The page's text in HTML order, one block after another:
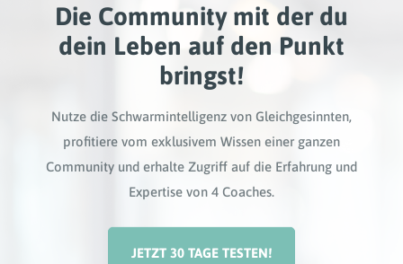
Die Community mit der du
dein Leben auf den Punkt
bringst!
Nutze die Schwarmintelligenz von Gleichgesinnten,
profitiere vom exklusivem Wissen einer ganzen
Community und erhalte Zugriff auf die Erfahrung und
Expertise von 4 Coaches.
JETZT 30 TAGE TESTEN!